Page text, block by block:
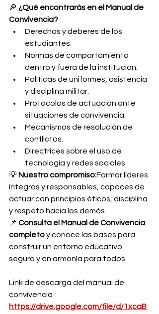
🔎 ¿Qué encontrarás en el Manual de
Convivencia?
Derechos y deberes de los
estudiantes.
Normas de comportamiento
dentro y fuera de la institución.
Políticas de uniformes, asistencia
y disciplina militar.
Protocolos de actuación ante
situaciones de convivencia.
Mecanismos de resolución de
conflictos.
Directrices sobre el uso de
tecnología y redes sociales.
💡 Nuestro compromiso:Formar líderes
íntegros y responsables, capaces de
actuar con principios éticos, disciplina
y respeto hacia los demás.
📌 Consulta el Manual de Convivencia
completo y conoce las bases para
construir un entorno educativo
seguro y en armonía para todos.
Link de descarga del manual de
convivencia
https://drive.google.com/file/d/1xcqB